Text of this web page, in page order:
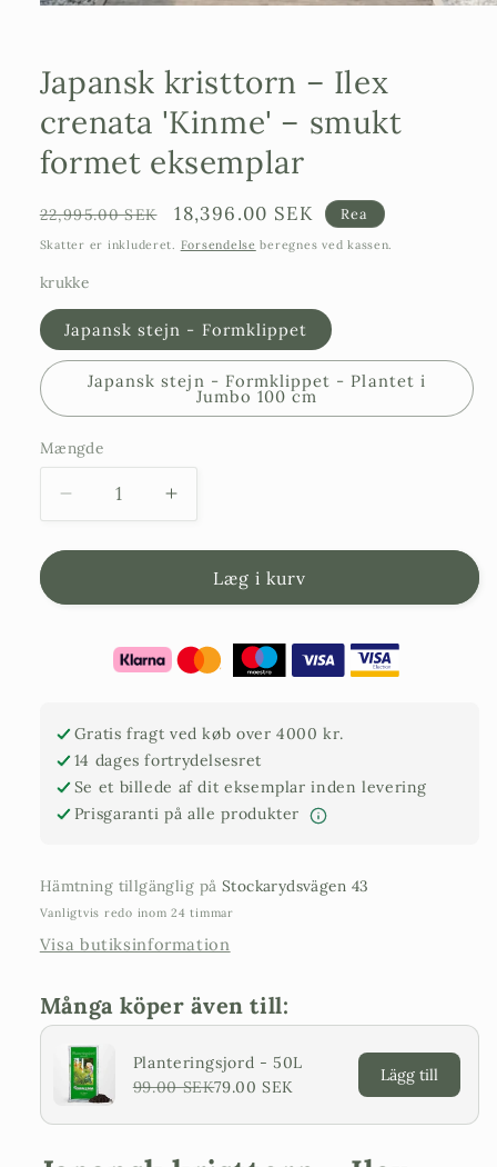
et
modalvindue
Japansk kristtorn – Ilex
crenata 'Kinme' – smukt
formet eksemplar
Ordinarie
pris
22,995.00 SEK Försäljningspris
18,396.00 SEK Rea
Skatter er inkluderet. Forsendelse beregnes ved kassen.
krukke
Japansk stejn - Formklippet
Japansk stejn - Formklippet - Plantet i
Jumbo 100 cm
Mængde
Reducer
antallet
af
stejnbær
crenata
–
formklippet
prakteksemplar
Større
mængde
af
japansk
stejn
Ilex
crenata
formklippet
prakteksemplar
Læg i kurv
Gratis fragt ved køb over 4000 kr.
14 dages fortrydelsesret
Se et billede af dit eksemplar inden levering
Prisgaranti på alle produkter
Hämtning tillgänglig på Stockarydsvägen 43
Vanligtvis redo inom 24 timmar
Visa butiksinformation
Många köper även till:
Planteringsjord - 50L
99.00 SEK79.00 SEK
Lägg till